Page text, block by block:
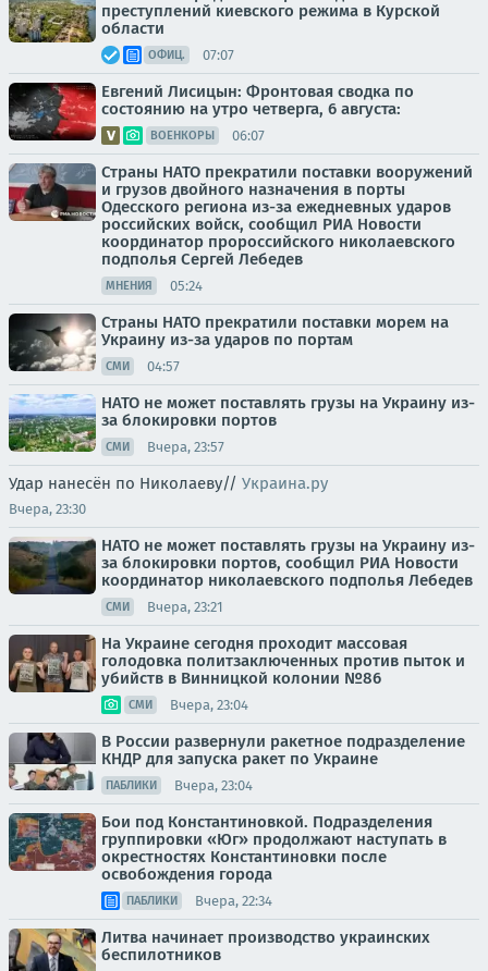
преступлений киевского режима в Курской
области
ОФИЦ. 07:07
Евгений Лисицын: Фронтовая сводка по
состоянию на утро четверга, 6 августа:
ВОЕНКОРЫ 06:07
Страны НАТО прекратили поставки вооружений
и грузов двойного назначения в порты
Одесского региона из-за ежедневных ударов
российских войск, сообщил РИА Новости
координатор пророссийского николаевского
подполья Сергей Лебедев
МНЕНИЯ 05:24
Страны НАТО прекратили поставки морем на
Украину из-за ударов по портам
СМИ 04:57
НАТО не может поставлять грузы на Украину из-
за блокировки портов
СМИ Вчера, 23:57
Удар нанесён по Николаеву// Украина.ру
Вчера, 23:30
НАТО не может поставлять грузы на Украину из-
за блокировки портов, сообщил РИА Новости
координатор николаевского подполья Лебедев
СМИ Вчера, 23:21
На Украине сегодня проходит массовая
голодовка политзаключенных против пыток и
убийств в Винницкой колонии №86
СМИ Вчера, 23:04
В России развернули ракетное подразделение
КНДР для запуска ракет по Украине
ПАБЛИКИ Вчера, 23:04
Бои под Константиновкой. Подразделения
группировки «Юг» продолжают наступать в
окрестностях Константиновки после
освобождения города
ПАБЛИКИ Вчера, 22:34
Литва начинает производство украинских
беспилотников